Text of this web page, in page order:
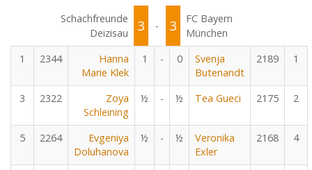
Schachfreunde
Deizisau
3 - 3
FC Bayern
München
1
2344
Hanna
Marie Klek
1 - 0
Svenja
Butenandt
2189 1
3 2322
Zoya
Schleining
½ - ½ Tea Gueci 2175 2
5 2264
Evgeniya
Doluhanova
½ - ½
Veronika
Exler
2168 4